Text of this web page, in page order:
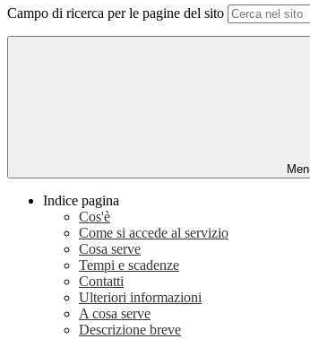
Campo di ricerca per le pagine del sito
Indice pagina
Cos'è
Come si accede al servizio
Cosa serve
Tempi e scadenze
Contatti
Ulteriori informazioni
A cosa serve
Descrizione breve